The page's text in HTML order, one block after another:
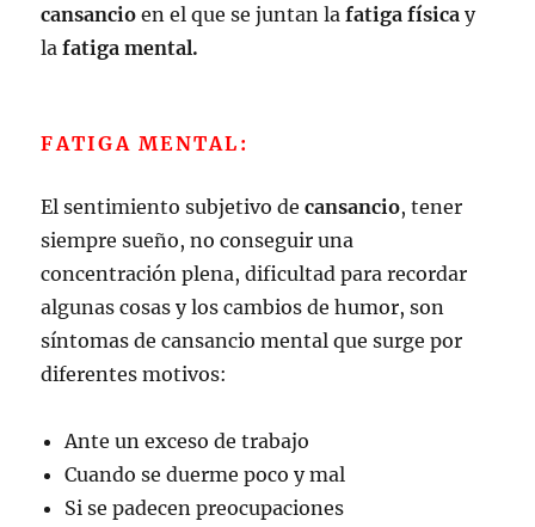
cansancio en el que se juntan lafatiga física y
lafatiga mental.
FATIGA MENTAL:
El sentimiento subjetivo decansancio, tener
siempre sueño, no conseguir una
concentración plena, dificultad para recordar
algunas cosas y los cambios de humor, son
síntomas de cansancio mental que surge por
diferentes motivos:
Ante un exceso de trabajo
Cuando se duerme poco y mal
Si se padecen preocupaciones